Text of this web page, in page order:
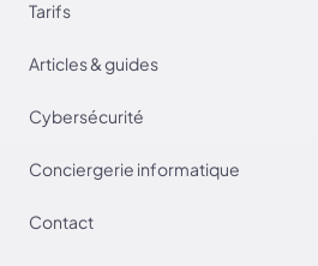
Tarifs
Articles & guides
Cybersécurité
Conciergerie informatique
Contact